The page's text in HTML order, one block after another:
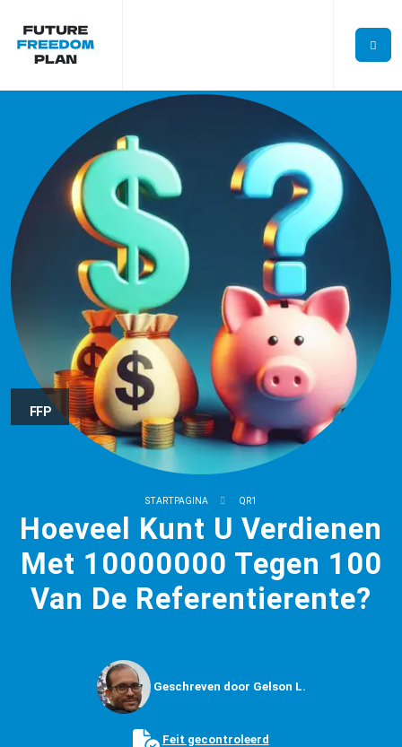
FFP
STARTPAGINA QR1
Hoeveel Kunt U Verdienen
Met 10000000 Tegen 100
Van De Referentierente?
Geschreven door Gelson L.
Feit gecontroleerd